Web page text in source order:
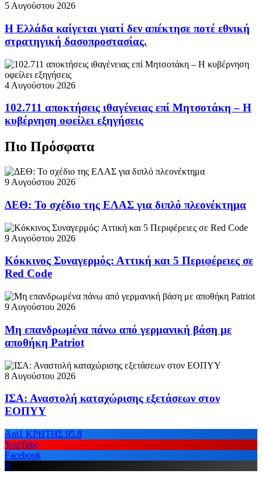
5 Αυγούστου 2026
Η Ελλάδα καίγεται γιατί δεν απέκτησε ποτέ εθνική
στρατηγική δασοπροστασίας.
4 Αυγούστου 2026
102.711 αποκτήσεις ιθαγένειας επί Μητσοτάκη – Η
κυβέρνηση οφείλει εξηγήσεις
Πιο Πρόσφατα
9 Αυγούστου 2026
ΔΕΘ: Το σχέδιο της ΕΛΑΣ για διπλό πλεονέκτημα
9 Αυγούστου 2026
Κόκκινος Συναγερμός: Αττική και 5 Περιφέρειες σε
Red Code
9 Αυγούστου 2026
Μη επανδρωμένα πάνω από γερμανική βάση με
αποθήκη Patriot
8 Αυγούστου 2026
ΙΣΑ: Αναστολή καταχώρισης εξετάσεων στον
ΕΟΠΥΥ
Ant1 ΚΡΗΤΗΣ 95.8
YouTube
Facebook
X